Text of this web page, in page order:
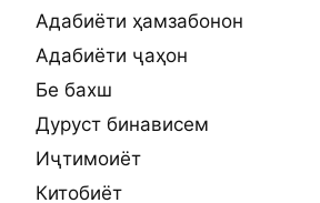
Адабиёти ҳамзабонон
Адабиёти ҷаҳон
Бе бахш
Дуруст бинависем
Иҷтимоиёт
Китобиёт